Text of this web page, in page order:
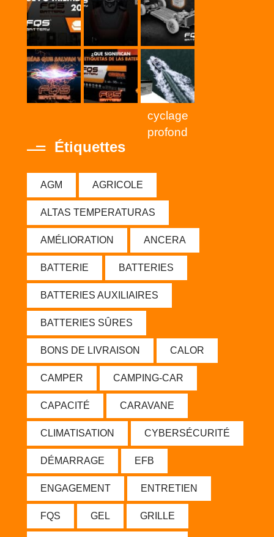
cyclage
profond
Étiquettes
AGM AGRICOLE
ALTAS TEMPERATURAS
AMÉLIORATION ANCERA
BATTERIE BATTERIES
BATTERIES AUXILIAIRES
BATTERIES SÛRES
BONS DE LIVRAISON CALOR
CAMPER CAMPING-CAR
CAPACITÉ CARAVANE
CLIMATISATION CYBERSÉCURITÉ
DÉMARRAGE EFB
ENGAGEMENT ENTRETIEN
FQS GEL GRILLE